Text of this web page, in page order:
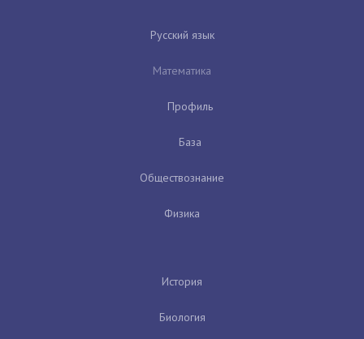
Русский язык
Математика
Профиль
База
Обществознание
Физика
История
Биология